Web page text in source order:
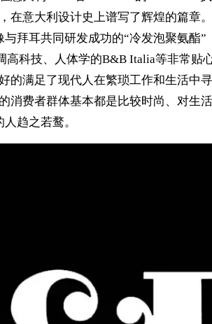
意大利设计史上谱写了辉煌的篇章
拜耳共同研发成功的“冷发泡聚氨酯
科技、人体学的B&B Italia等非常贴心
满足了现代人在繁琐工作和生活中
费者群体基本都是比较时尚、对生
趋之若鹜。